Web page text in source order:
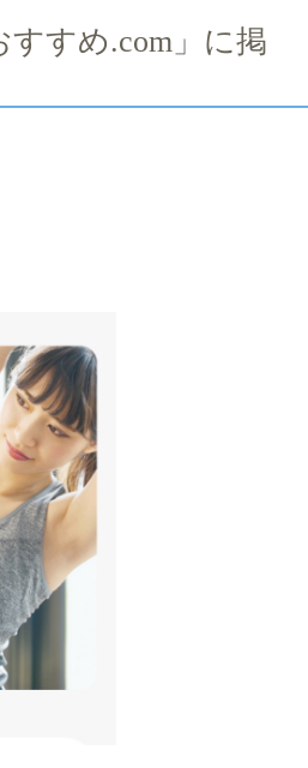
すめ.com」に掲